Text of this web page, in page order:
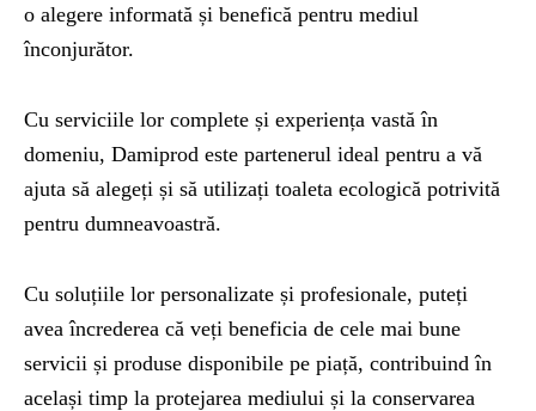
o alegere informată și benefică pentru mediul
înconjurător.
Cu serviciile lor complete și experiența vastă în
domeniu, Damiprod este partenerul ideal pentru a vă
ajuta să alegeți și să utilizați toaleta ecologică potrivită
pentru dumneavoastră.
Cu soluțiile lor personalizate și profesionale, puteți
avea încrederea că veți beneficia de cele mai bune
servicii și produse disponibile pe piață, contribuind în
același timp la protejarea mediului și la conservarea